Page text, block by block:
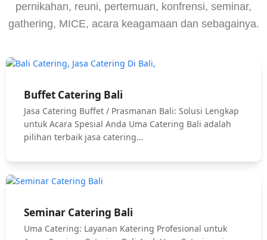
pernikahan, reuni, pertemuan, konfrensi, seminar,
gathering, MICE, acara keagamaan dan sebagainya.
Buffet Catering Bali
Jasa Catering Buffet / Prasmanan Bali: Solusi Lengkap
untuk Acara Spesial Anda Uma Catering Bali adalah
pilihan terbaik jasa catering…
Seminar Catering Bali
Uma Catering: Layanan Katering Profesional untuk